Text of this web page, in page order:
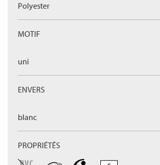
Polyester
MOTIF
uni
ENVERS
blanc
PROPRIÉTÉS